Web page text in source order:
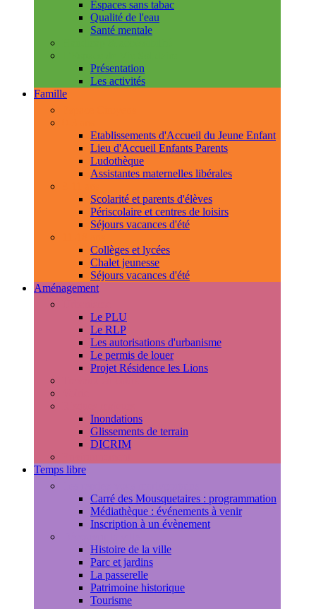
Espaces sans tabac
Qualité de l'eau
Santé mentale
Présentation
Les activités
Famille
Etablissements d'Accueil du Jeune Enfant
Lieu d'Accueil Enfants Parents
Ludothèque
Assistantes maternelles libérales
Scolarité et parents d'élèves
Périscolaire et centres de loisirs
Séjours vacances d'été
Collèges et lycées
Chalet jeunesse
Séjours vacances d'été
Aménagement
Le PLU
Le RLP
Les autorisations d'urbanisme
Le permis de louer
Projet Résidence les Lions
Inondations
Glissements de terrain
DICRIM
Temps libre
Carré des Mousquetaires : programmation
Médiathèque : événements à venir
Inscription à un évènement
Histoire de la ville
Parc et jardins
La passerelle
Patrimoine historique
Tourisme